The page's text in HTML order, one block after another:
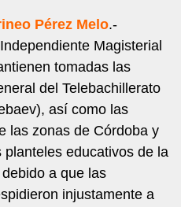
Pérez Melo.-
Magisterial
tomadas las
del Telebachillerato
así como las
las zonas de Córdoba y
educativos de la
a que las
injustamente a